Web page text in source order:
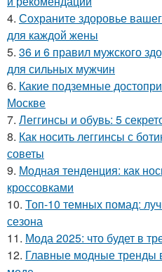
4. Сохраните здоровье
для каждой жены
5. 36 и 6 правил мужского
для сильных мужчин
6. Какие подземные
Москве
7. Леггинсы и обувь: 5
8. Как носить леггинсы с
советы
9. Модная тенденция: как
кроссовками
10. Топ-10 темных помад:
сезона
11. Мода 2025: что будет в
12. Главные модные тренды